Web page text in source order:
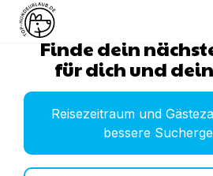
Finde dein
für dich und
Reisezeitraum und
bessere